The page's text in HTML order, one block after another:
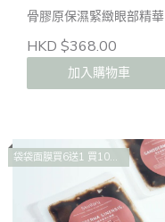
骨膠原保濕緊緻眼部精華
HKD $368.00
加入購物車
袋袋面膜買6送1 買10送2 買14送4